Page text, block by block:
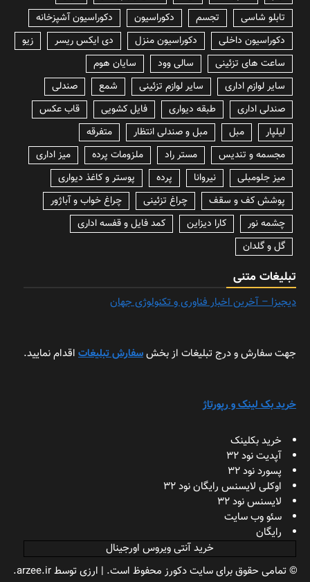
تابلو شاسی
تجسم دکوراسیون
دکوراسیون آشپزخانه
دکوراسیون داخلی
دکوراسیون منزل دی ایکس ریسر
زیو
ساعت های تزئینی
سالی وود
سایان هوم
سایر لوازم اداری
سایر لوازم تزئینی شمع
صندلی
صندلی اداری
طبقه دیواری فایل کشویی
قاب عکس
لیلپار
مبل مبل و صندلی انتظار
متفرقه
مجسمه و تندیس
مستر راد ملزومات پرده
میز اداری
میز جلومبلی
نیروانا پرده
پوستر و کاغذ دیواری
پوشش کف و سقف
چراغ تزئینی
چراغ خواب و آباژور
چشمه نور
کارا دیزاین
کمد فایل و قفسه اداری
گل و گلدان
تبلیغات متنی
دیجیزا – آخرین اخبار فناوری و تکنولوژی جهان
جهت سفارش و درج تبلیغات از بخشسفارش تبلیغات اقدام نمایید.
خرید بک لینک و رپورتاژ
خرید بکلینک
آپدیت نود 32
پسورد نود 32
اوکلی لایسنس رایگان نود 32
لایسنس نود 32
سئو وب سایت
رایگان
خرید آنتی ویروس اورجینال
© تمامی حقوق برای سایت دکورز محفوظ است. | ارزیتوسط arzee.ir.